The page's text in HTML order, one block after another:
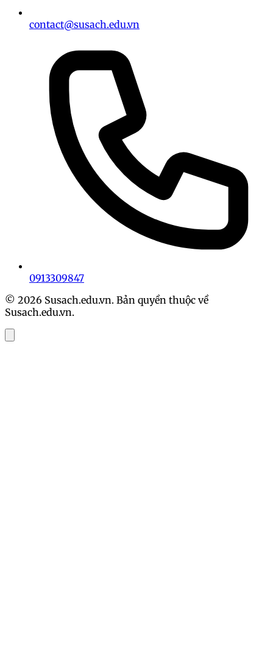
contact@susach.edu.vn
0913309847
© 2026 Susach.edu.vn. Bản quyền thuộc về
Susach.edu.vn.